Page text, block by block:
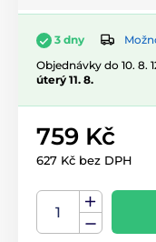
3 dny
Objednávky do 10. 8.
úterý 11. 8.
759 Kč
627 Kč bez DPH